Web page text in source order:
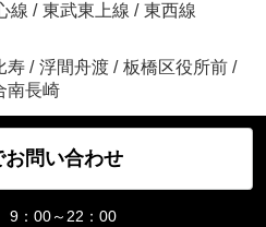
線 / 東武東上線 / 東西線
寿 / 浮間舟渡 / 板橋区役所前 /
南長崎
お問い合わせ
9：00～22：00